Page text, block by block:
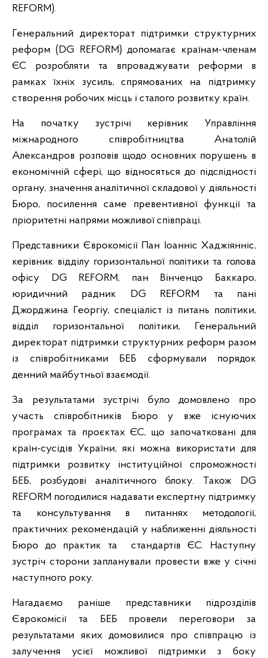
REFORM).
Генеральний директорат підтримки структурних
реформ (DG REFORM) допомагає країнам-членам
ЄС розробляти та впроваджувати реформи в
рамках їхніх зусиль, спрямованих на підтримку
створення робочих місць і сталого розвитку країн.
На початку зустрічі керівник Управління
міжнародного співробітництва Анатолій
Александров розповів щодо основних порушень в
економічній сфері, що відносяться до підслідності
органу, значення аналітичної складової у діяльності
Бюро, посилення саме превентивної функції та
пріоритетні напрями можливої співпраці.
Представники Єврокомісії Пан Іоанніс Хаджіянніс,
керівник відділу горизонтальної політики та голова
офісу DG REFORM, пан Вінченцо Баккаро,
юридичний радник DG REFORM та пані
Джорджина Георгіу, спеціаліст із питань політики,
відділ горизонтальної політики, Генеральний
директорат підтримки структурних реформ разом
із співробітниками БЕБ сформували порядок
денний майбутньої взаємодії.
За результатами зустрічі було домовлено про
участь співробітників Бюро у вже існуючих
програмах та проєктах ЄС, що започатковані для
країн-сусідів України, які можна використати для
підтримки розвитку інституційної спроможності
БЕБ, розбудові аналітичного блоку. Також DG
REFORM погодилися надавати експертну підтримку
та консультування в питаннях методології,
практичних рекомендацій у наближенні діяльності
Бюро до практик та стандартів ЄС. Наступну
зустріч сторони запланували провести вже у січні
наступного року.
Нагадаємо раніше представники підрозділів
Єврокомісії та БЕБ провели переговори за
результатами яких домовилися про співпрацю із
залучення усієї можливої підтримки з боку